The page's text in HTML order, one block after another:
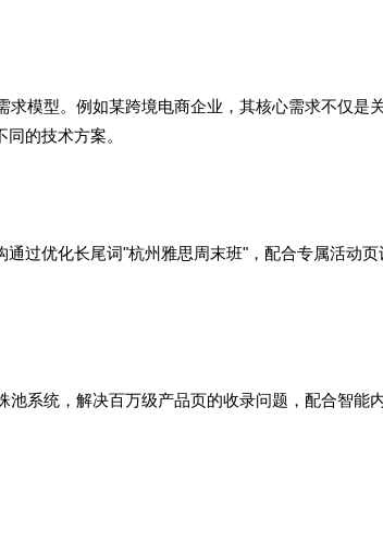
模型。例如某跨境电商企业，其核心需求不仅是
的技术方案。
过优化长尾词"杭州雅思周末班"，配合专属活动页
系统，解决百万级产品页的收录问题，配合智能